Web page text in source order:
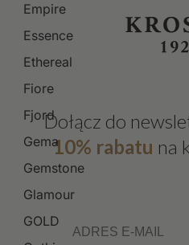
Empire
Essence
Ethereal
Fiore
Fjord
Gema
Gemstone
Glamour
GOLD
Dołącz do
10% rabatu na